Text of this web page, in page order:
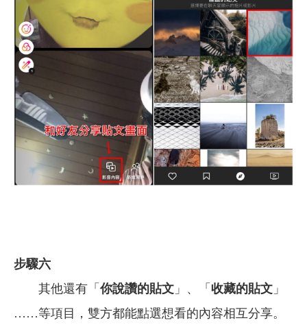
步驟六
其他還有「 你說讚的貼文 」、「 收藏的貼文 」
……等項目，雙方都能點選想看的內容相互分享。